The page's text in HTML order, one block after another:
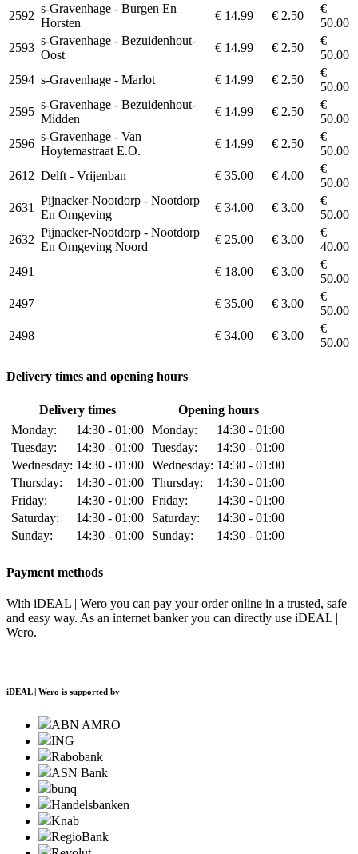
2592
s-Gravenhage - Burgen En
Horsten
€ 14.99 € 2.50
€
50.00
2593
s-Gravenhage - Bezuidenhout-
Oost
€ 14.99 € 2.50
€
50.00
2594 s-Gravenhage - Marlot € 14.99 € 2.50
€
50.00
2595
s-Gravenhage - Bezuidenhout-
Midden
€ 14.99 € 2.50
€
50.00
2596
s-Gravenhage - Van
Hoytemastraat E.O.
€ 14.99 € 2.50
€
50.00
2612 Delft - Vrijenban € 35.00 € 4.00
€
50.00
2631
Pijnacker-Nootdorp - Nootdorp
En Omgeving
€ 34.00 € 3.00
€
50.00
2632
Pijnacker-Nootdorp - Nootdorp
En Omgeving Noord
€ 25.00 € 3.00
€
40.00
2491
€ 18.00 € 3.00
€
50.00
2497
€ 35.00 € 3.00
€
50.00
2498
€ 34.00 € 3.00
€
50.00
Delivery times and opening hours
Delivery times
Opening hours
Monday:
14:30 - 01:00
Tuesday:
14:30 - 01:00
Wednesday: 14:30 - 01:00
Thursday:
14:30 - 01:00
Friday:
14:30 - 01:00
Saturday:
14:30 - 01:00
Sunday:
14:30 - 01:00
Monday:
14:30 - 01:00
Tuesday:
14:30 - 01:00
Wednesday: 14:30 - 01:00
Thursday:
14:30 - 01:00
Friday:
14:30 - 01:00
Saturday:
14:30 - 01:00
Sunday:
14:30 - 01:00
Payment methods
With iDEAL | Wero you can pay your order online in a trusted, safe
and easy way. As an internet banker you can directly use iDEAL |
Wero.
iDEAL | Wero is supported by
ABN AMRO
ING
Rabobank
ASN Bank
bunq
Handelsbanken
Knab
RegioBank